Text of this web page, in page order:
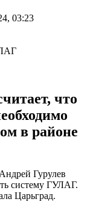
03:23
что
в районе
Гурулев
систему ГУЛАГ.
Царьград.